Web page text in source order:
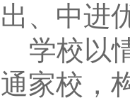
出、中进
学校以
通家校，